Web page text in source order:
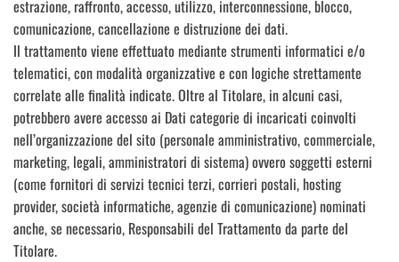
estrazione, raffronto, accesso, utilizzo, interconnessione, blocco,
comunicazione, cancellazione e distruzione dei dati.
Il trattamento viene effettuato mediante strumenti informatici e/o
telematici, con modalità organizzative e con logiche strettamente
correlate alle finalità indicate. Oltre al Titolare, in alcuni casi,
potrebbero avere accesso ai Dati categorie di incaricati coinvolti
nell’organizzazione del sito (personale amministrativo, commerciale,
marketing, legali, amministratori di sistema) ovvero soggetti esterni
(come fornitori di servizi tecnici terzi, corrieri postali, hosting
provider, società informatiche, agenzie di comunicazione) nominati
anche, se necessario, Responsabili del Trattamento da parte del
Titolare.